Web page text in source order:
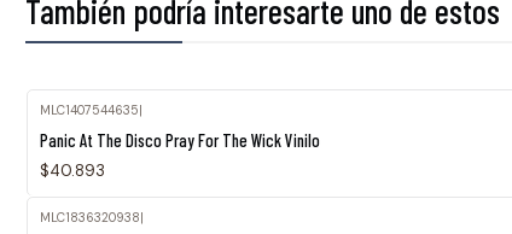
También podría interesarte uno de estos
MLC1407544635|
Panic At The Disco Pray For The Wick Vinilo
$40.893
MLC1836320938|